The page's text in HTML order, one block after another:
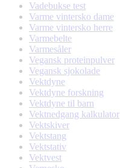
Vadebukse test
Varme vintersko dame
Varme vintersko herre
Varmebelte
Varmesåler
Vegansk proteinpulver
Vegansk sjokolade
Vektdyne
Vektdyne forskning
Vektdyne til barn
Vektnedgang kalkulator
Vektskiver
Vektstang
Vektstativ
Vektvest